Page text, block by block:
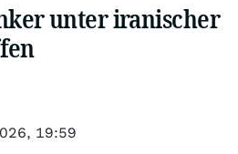
unter iranischer
19:59